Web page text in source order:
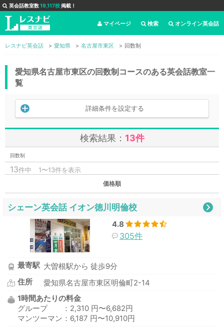
英会話教室数19,117校掲載！
オンライン英会話
検索
マイページ
レスナビ英会話 愛知県 名古屋市東区 回数制
愛知県名古屋市東区の回数制コースのある英会話教室一
覧
詳細条件を設定する
検索結果： 13件
回数制
13件中 1〜13件を表示
価格順
シェーン英会話 イオン徳川明倫校
4.8
305件
最寄駅 大曽根駅から 徒歩9分
住所
愛知県名古屋市東区明倫町2-14
1時間あたりの料金
グループ ：2,310 円〜6,682円
マンツーマン：6,187 円〜10,910円